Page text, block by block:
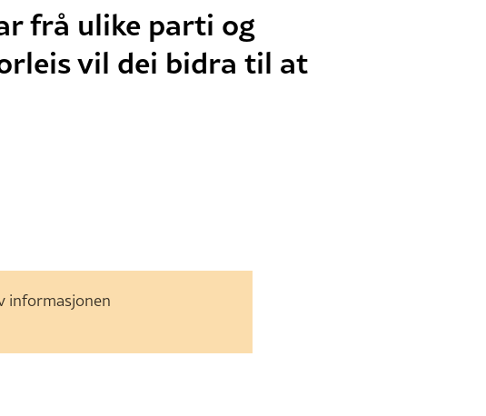
frå ulike parti og
vil dei bidra til at
informasjonen